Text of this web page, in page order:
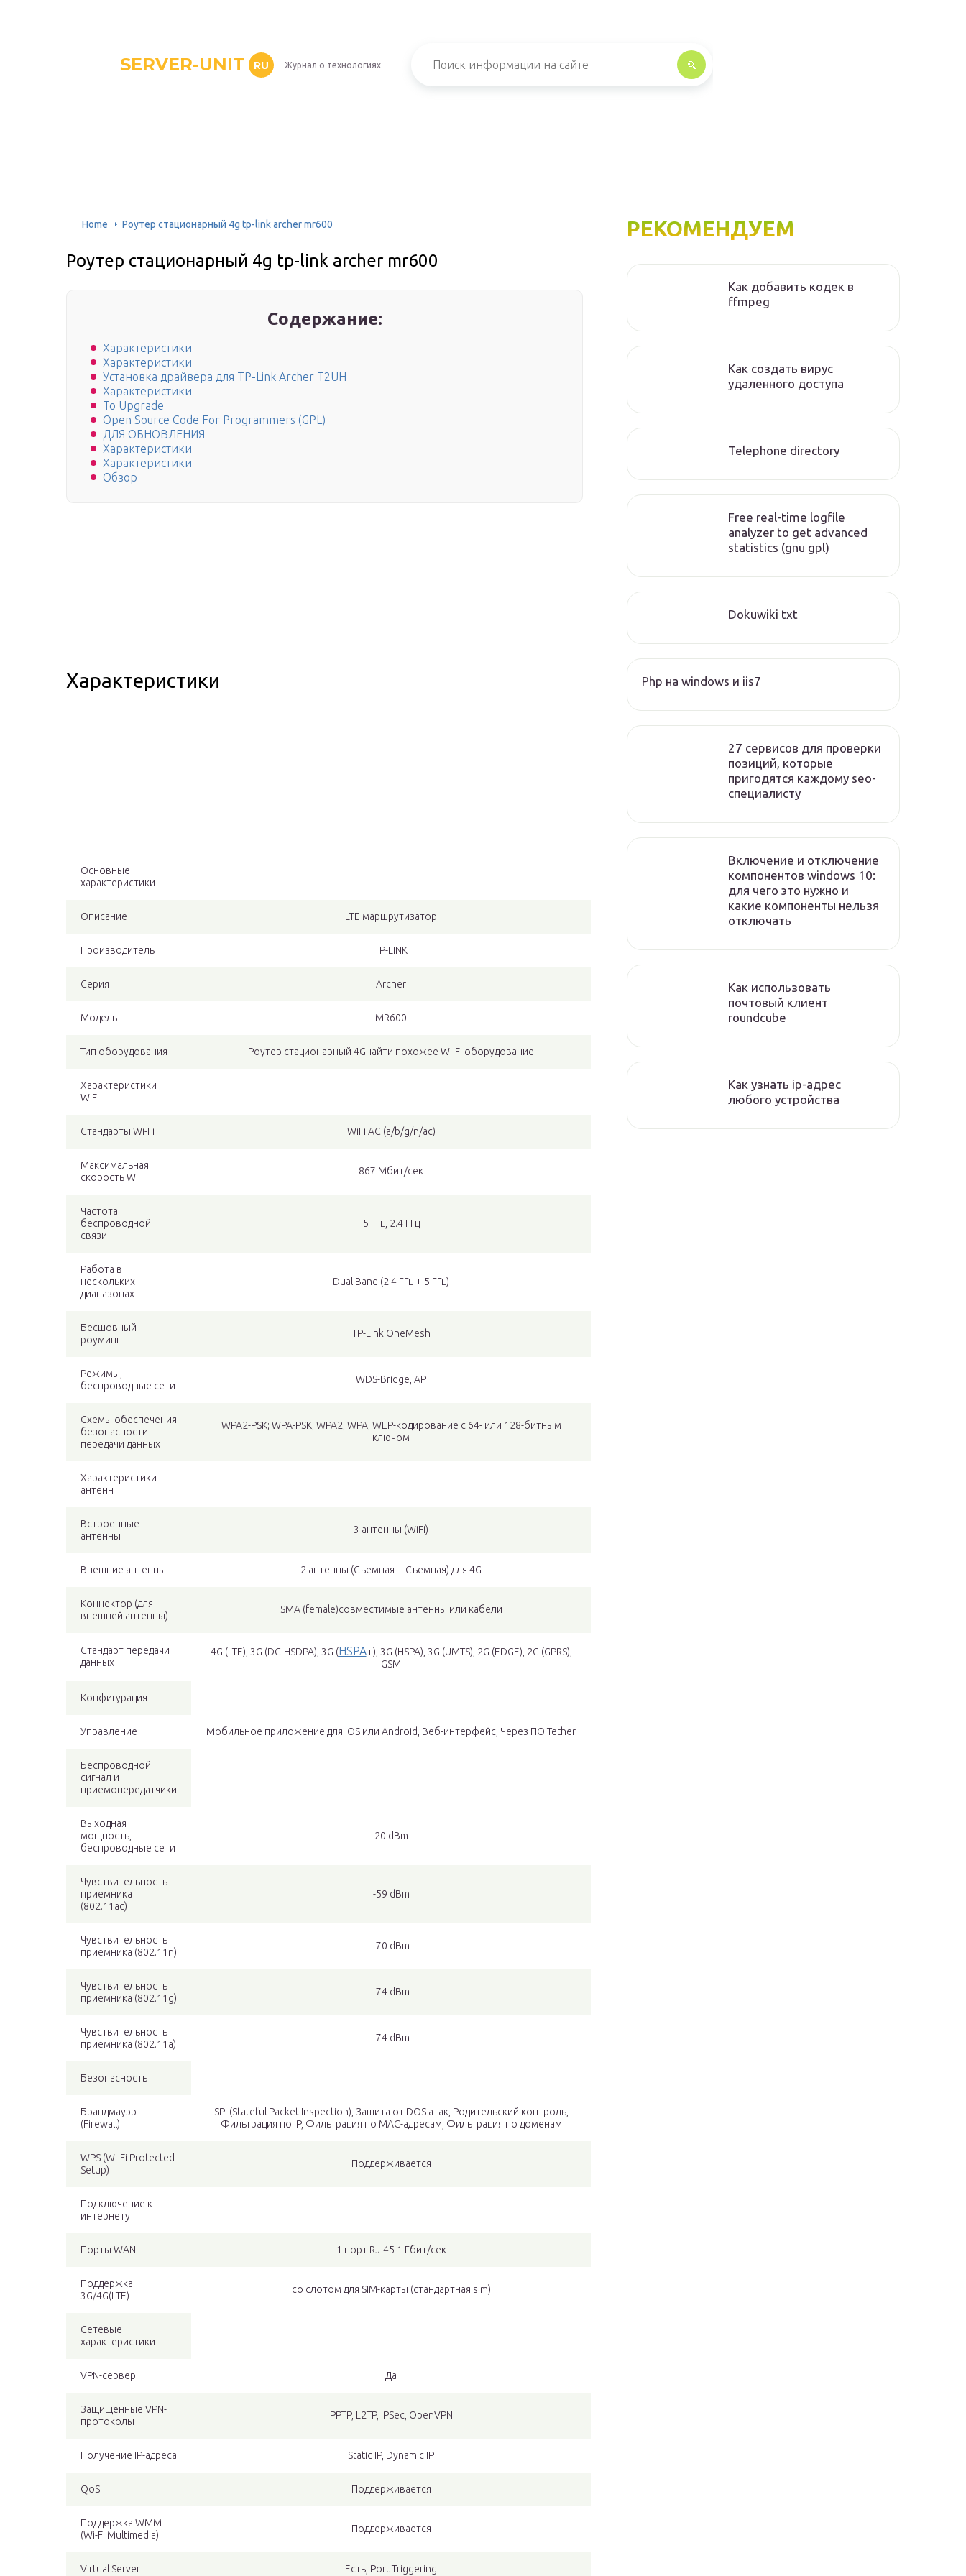
SERVER-UNIT RU Журнал о технологиях
Home Роутер стационарный 4g tp-link archer mr600
Роутер стационарный 4g tp-link archer mr600
Содержание:
Характеристики
Характеристики
Установка драйвера для TP-Link Archer T2UH
Характеристики
To Upgrade
Open Source Code For Programmers (GPL)
ДЛЯ ОБНОВЛЕНИЯ
Характеристики
Характеристики
Обзор
Характеристики
Основные
характеристики
Описание LTE маршрутизатор
Производитель TP-LINK
Серия Archer
Модель MR600
Тип оборудования Роутер стационарный 4Gнайти похожее Wi-Fi оборудование
Характеристики
WiFi
Стандарты Wi-Fi WiFi AC (a/b/g/n/ac)
Максимальная
скорость WiFi
867 Мбит/сек
Частота
беспроводной
связи
5 ГГц, 2.4 ГГц
Работа в
нескольких
диапазонах
Dual Band (2.4 ГГц + 5 ГГц)
Бесшовный
роуминг
TP-Link OneMesh
Режимы,
беспроводные сети
WDS-Bridge, AP
Схемы обеспечения
безопасности
передачи данных
WPA2-PSK; WPA-PSK; WPA2; WPA; WEP-кодирование с 64- или 128-битным
ключом
Характеристики
антенн
Встроенные
антенны
3 антенны (WiFi)
Внешние антенны 2 антенны (Съемная + Съемная) для 4G
Коннектор (для
внешней антенны)
SMA (female)совместимые антенны или кабели
Стандарт передачи
данных
4G (LTE), 3G (DC-HSDPA), 3G (HSPA+), 3G (HSPA), 3G (UMTS), 2G (EDGE), 2G (GPRS),
GSM
Конфигурация
Управление Мобильное приложение для iOS или Android, Веб-интерфейс, Через ПО Tether
Беспроводной
сигнал и
приемопередатчики
Выходная
мощность,
беспроводные сети
20 dBm
Чувствительность
приемника
(802.11ac)
-59 dBm
Чувствительность
приемника (802.11n)
-70 dBm
Чувствительность
приемника (802.11g)
-74 dBm
Чувствительность
приемника (802.11a)
-74 dBm
Безопасность
Брандмауэр
(Firewall)
SPI (Stateful Packet Inspection), Защита от DOS атак, Родительский контроль,
Фильтрация по IP, Фильтрация по MAC-адресам, Фильтрация по доменам
WPS (Wi-Fi Protected
Setup)
Поддерживается
Подключение к
интернету
Порты WAN 1 порт RJ-45 1 Гбит/сек
Поддержка
3G/4G(LTE)
со слотом для SIM-карты (стандартная sim)
Сетевые
характеристики
VPN-сервер Да
Защищенные VPN-
протоколы
PPTP, L2TP, IPSec, OpenVPN
Получение IP-адреса Static IP, Dynamic IP
QoS Поддерживается
Поддержка WMM
(Wi-Fi Multimedia)
Поддерживается
Virtual Server Есть, Port Triggering
РЕКОМЕНДУЕМ
Как добавить кодек в
ffmpeg
Как создать вирус
удаленного доступа
Telephone directory
Free real-time logfile
analyzer to get advanced
statistics (gnu gpl)
Dokuwiki txt
Php на windows и iis7
27 сервисов для проверки
позиций, которые
пригодятся каждому seo-
специалисту
Включение и отключение
компонентов windows 10:
для чего это нужно и
какие компоненты нельзя
отключать
Как использовать
почтовый клиент
roundcube
Как узнать ip-адрес
любого устройства